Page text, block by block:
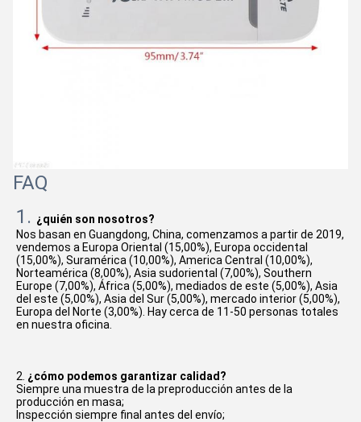
FAQ
1. ¿quién son nosotros?
Nos basan en Guangdong, China, comenzamos a partir de 2019,
vendemos a Europa Oriental (15,00%), Europa occidental
(15,00%), Suramérica (10,00%), America Central (10,00%),
Norteamérica (8,00%), Asia sudoriental (7,00%), Southern
Europe (7,00%), África (5,00%), mediados de este (5,00%), Asia
del este (5,00%), Asia del Sur (5,00%), mercado interior (5,00%),
Europa del Norte (3,00%). Hay cerca de 11-50 personas totales
en nuestra oficina.
2. ¿cómo podemos garantizar calidad?
Siempre una muestra de la preproducción antes de la
producción en masa;
Inspección siempre final antes del envío;